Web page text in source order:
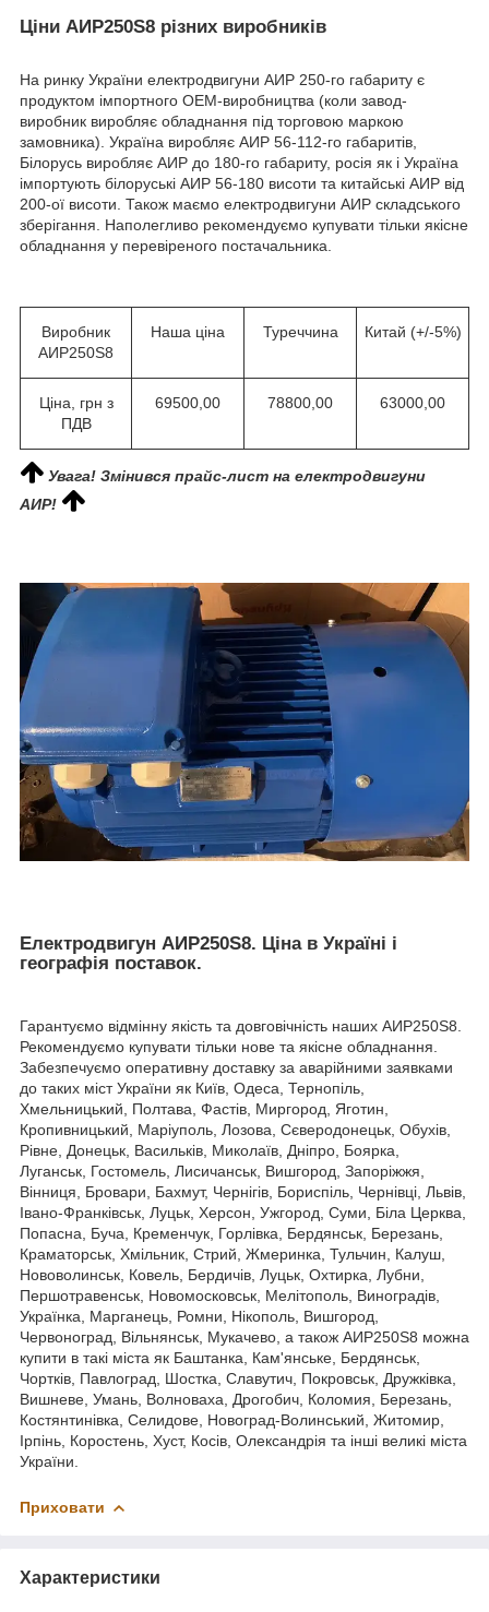
Ціни АИР250S8 різних виробників
На ринку України електродвигуни АИР 250-го габариту є
продуктом імпортного ОЕМ-виробництва (коли завод-
виробник виробляє обладнання під торговою маркою
замовника). Україна виробляє АИР 56-112-го габаритів,
Білорусь виробляє АИР до 180-го габариту, росія як і Україна
імпортують білоруські АИР 56-180 висоти та китайські АИР від
200-ої висоти. Також маємо електродвигуни АИР складського
зберігання. Наполегливо рекомендуємо купувати тільки якісне
обладнання у перевіреного постачальника.
Виробник
АИР250S8
Наша ціна Туреччина Китай (+/-5%)
Ціна, грн з
ПДВ
69500,00 78800,00 63000,00
Увага! Змінився прайс-лист на електродвигуни
АИР!
Електродвигун АИР250S8. Ціна в Україні і
географія поставок.
Гарантуємо відмінну якість та довговічність наших АИР250S8.
Рекомендуємо купувати тільки нове та якісне обладнання.
Забезпечуємо оперативну доставку за аварійними заявками
до таких міст України як Київ, Одеса, Тернопіль,
Хмельницький, Полтава, Фастів, Миргород, Яготин,
Кропивницький, Маріуполь, Лозова, Сєверодонецьк, Обухів,
Рівне, Донецьк, Васильків, Миколаїв, Дніпро, Боярка,
Луганськ, Гостомель, Лисичанськ, Вишгород, Запоріжжя,
Вінниця, Бровари, Бахмут, Чернігів, Бориспіль, Чернівці, Львів,
Івано-Франківськ, Луцьк, Херсон, Ужгород, Суми, Біла Церква,
Попасна, Буча, Кременчук, Горлівка, Бердянськ, Березань,
Краматорськ, Хмільник, Стрий, Жмеринка, Тульчин, Калуш,
Нововолинськ, Ковель, Бердичів, Луцьк, Охтирка, Лубни,
Першотравенськ, Новомосковськ, Мелітополь, Виноградів,
Українка, Марганець, Ромни, Нікополь, Вишгород,
Червоноград, Вільнянськ, Мукачево, а також АИР250S8 можна
купити в такі міста як Баштанка, Кам'янське, Бердянськ,
Чортків, Павлоград, Шостка, Славутич, Покровськ, Дружківка,
Вишневе, Умань, Волноваха, Дрогобич, Коломия, Березань,
Костянтинівка, Селидове, Новоград-Волинський, Житомир,
Ірпінь, Коростень, Хуст, Косів, Олександрія та інші великі міста
України.
Приховати
Характеристики